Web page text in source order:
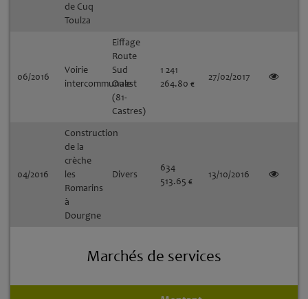
de Cuq
Toulza
06/2016
Voirie
intercommunale
Eiffage
Route
Sud
Ouest
(81-
Castres)
1 241
264.80 €
27/02/2017
04/2016
Construction
de la
crèche
les
Romarins
à
Dourgne
Divers
634
513.65 €
13/10/2016
Marchés de services